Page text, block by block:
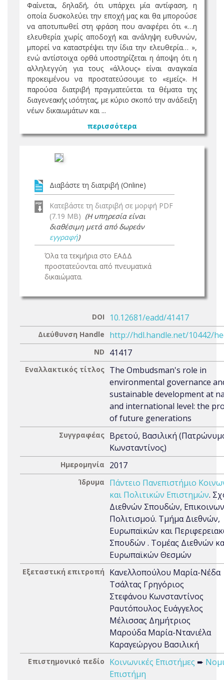
Φαίνεται, δηλαδή, ότι υπάρχει μία αντίφαση, η
οποία δυσκολεύει την εποχή μας και θα μπορούσε
να αποτυπωθεί στη φράση που αναφέρει ότι «…η
ελευθερία χωρίς αποδοχή και ανάληψη ευθυνών,
μπορεί να καταστρέψει την ίδια την ελευθερία… »,
ενώ αντίστοιχα ορθά υποστηρίζεται η άποψη ότι η
αλληλεγγύη για τους «άλλους» είναι αναγκαία
προκειμένου να προστατεύσουμε το «εμείς». Η
παρούσα διατριβή πραγματεύεται τα θέματα της
διαγενεακής ισότητας, με κύριο σκοπό την ανάδειξη
νέων δικαιωμάτων και ...
περισσότερα
Διαβάστε τη διατριβή (Online)
Κατεβάστε τη διατριβή σε μορφή PDF
(7.19 MB) (Η υπηρεσία είναι
διαθέσιμη μετά από δωρεάν
εγγραφή)
Όλα τα τεκμήρια στο ΕΑΔΔ
προστατεύονται από πνευματικά
δικαιώματα.
DOI 10.12681/eadd/41417
Διεύθυνση Handle http://hdl.handle.net/10442/
ND 41417
Εναλλακτικός τίτλος The Ombudsman's role in
environmental governance
sustainable development at
and international level: the
of future generations
Συγγραφέας Βρετού, Βασιλική
Κωνσταντίνος)
Ημερομηνία 2017
Ίδρυμα
Πάντειο Πανεπιστήμιο
και Πολιτικών Επιστημών.
Διεθνών Σπουδών,
Πολιτισμού. Τμήμα Διεθνών,
Ευρωπαϊκών και
Σπουδών . Τομέας Διεθνών
Ευρωπαϊκών Θεσμών
Εξεταστική επιτροπή
Κανελλοπούλου Μαρία-Νέδα
Τσάλτας Γρηγόριος
Στεφάνου Κωνσταντίνος
Ραυτόπουλος Ευάγγελος
Μέλισσας Δημήτριος
Μαρούδα Μαρία-Ντανιέλα
Καραγεώργου Βασιλική
Επιστημονικό πεδίο Κοινωνικές Επιστήμες ➨
Επιστήμη